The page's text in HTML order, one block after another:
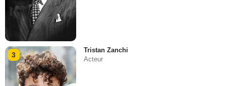
3
Tristan Zanchi
Acteur